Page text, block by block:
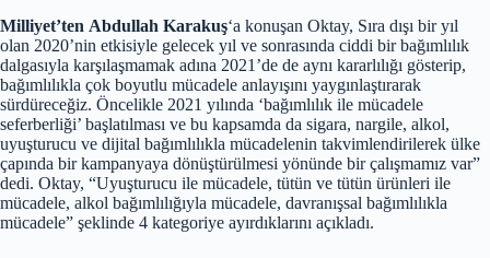
Milliyet’ten Abdullah Karakuş‘a konuşan Oktay, Sıra dışı bir yıl
olan 2020’nin etkisiyle gelecek yıl ve sonrasında ciddi bir bağımlılık
dalgasıyla karşılaşmamak adına 2021’de de aynı kararlılığı gösterip,
bağımlılıkla çok boyutlu mücadele anlayışını yaygınlaştırarak
sürdüreceğiz. Öncelikle 2021 yılında ‘bağımlılık ile mücadele
seferberliği’ başlatılması ve bu kapsamda da sigara, nargile, alkol,
uyuşturucu ve dijital bağımlılıkla mücadelenin takvimlendirilerek ülke
çapında bir kampanyaya dönüştürülmesi yönünde bir çalışmamız var”
dedi. Oktay, “Uyuşturucu ile mücadele, tütün ve tütün ürünleri ile
mücadele, alkol bağımlılığıyla mücadele, davranışsal bağımlılıkla
mücadele” şeklinde 4 kategoriye ayırdıklarını açıkladı.